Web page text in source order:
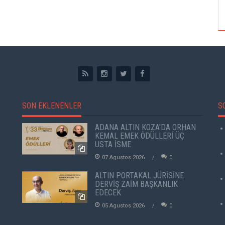
SON EKLENENLER
ADANA ALTIN KOZA'DA ORHAN
KEMAL EMEK ÖDÜLLERİ ÜÇ
USTA İSME
07 Agustos 2026 0
ALTIN PORTAKAL JÜRİSİNE
DERVİŞ ZAİM BAŞKANLIK
EDECEK
05 Agustos 2026 0